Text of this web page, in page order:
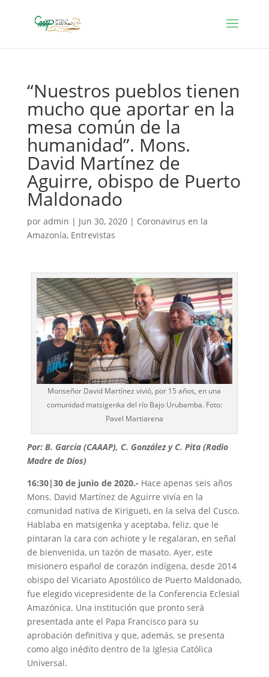
“Nuestros pueblos tienen
mucho que aportar en la
mesa común de la
humanidad”. Mons.
David Martínez de
Aguirre, obispo de Puerto
Maldonado
por admin | Jun 30, 2020| Coronavirus en la
Amazonía, Entrevistas
Monseñor David Martínez vivió, por 15 años, en una
comunidad matsigenka del río Bajo Urubamba. Foto:
Pavel Martiarena
Por: B. García (CAAAP), C. González y C. Pita (Radio
Madre de Dios)
16:30|30 de junio de 2020.- Hace apenas seis años
Mons. David Martínez de Aguirre vivía en la
comunidad nativa de Kirigueti, en la selva del Cusco.
Hablaba en matsigenka y aceptaba, feliz, que le
pintaran la cara con achiote y le regalaran, en señal
de bienvenida, un tazón de masato. Ayer, este
misionero español de corazón indígena, desde 2014
obispo del Vicariato Apostólico de Puerto Maldonado,
fue elegido vicepresidente de la Conferencia Eclesial
Amazónica. Una institución que pronto será
presentada ante el Papa Francisco para su
aprobación definitiva y que, además, se presenta
como algo inédito dentro de la Iglesia Católica
Universal.